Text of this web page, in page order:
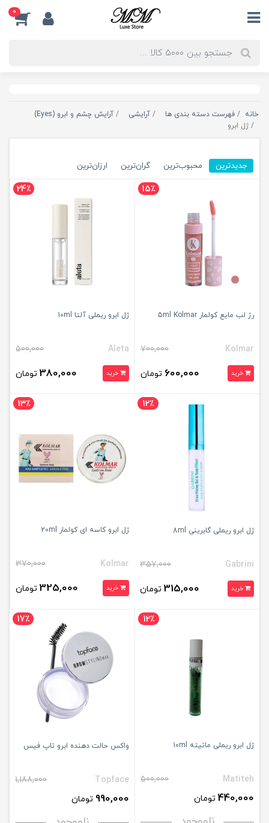
0
خانه فهرست دسته بندی ها آرایشی
آرایش چشم و ابرو (Eyes)
ژل ابرو
جدیدترین محبوب‌ترین گران‌ترین ارزان‌ترین
15٪
رژ لب مایع کولمار 5ml Kolmar
Kolmar
700,000
خرید 600,000 تومان
24٪
ژل ابرو ریملی آلتا 10ml
Aleta
500,000
خرید 380,000 تومان
12٪
ژل ابرو ریملی گابرینی 8ml
Gabrini
357,000
خرید 315,000 تومان
13٪
ژل ابرو کاسه ای کولمار 20ml
Kolmar
370,000
خرید 325,000 تومان
12٪
ژل ابرو ریملی ماتیته 10ml
Matiteh
500,000
440,000 تومان
17٪
واکس حالت دهنده ابرو تاپ فیس
Topface
1,188,000
990,000 تومان